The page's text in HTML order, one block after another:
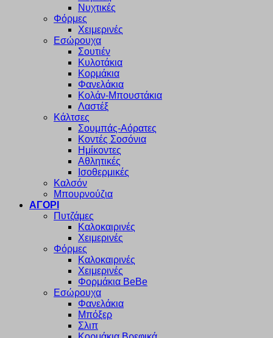
Νυχτικές
Φόρμες
Χειμερινές
Εσώρουχα
Σουτιέν
Κυλοτάκια
Κορμάκια
Φανελάκια
Κολάν-Μπουστάκια
Λαστέξ
Κάλτσες
Σουμπάς-Αόρατες
Κοντές Σοσόνια
Ημίκοντες
Αθλητικές
Ισοθερμικές
Καλσόν
Μπουρνούζια
ΑΓΟΡΙ
Πυτζάμες
Καλοκαιρινές
Χειμερινές
Φόρμες
Καλοκαιρινές
Χειμερινές
Φορμάκια BeBe
Εσώρουχα
Φανελάκια
Μπόξερ
Σλιπ